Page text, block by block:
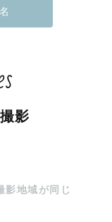
ょう✨
「撮影小物を使
したら、なんで
緒に考えます📷
影
影地域が同じ